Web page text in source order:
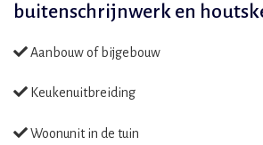
buitenschrijnwerk en
Aanbouw of bijgebouw
Keukenuitbreiding
Woonunit in de tuin